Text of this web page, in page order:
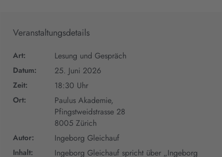
Veranstaltungsdetails
Art: Lesung und Gespräch
Datum: 25. Juni 2026
Zeit: 18:30 Uhr
Ort:
Paulus Akademie,
Pfingstweidstrasse 28
8005 Zürich
Autor: Ingeborg Gleichauf
Inhalt: Ingeborg Gleichauf spricht über „Ingeborg